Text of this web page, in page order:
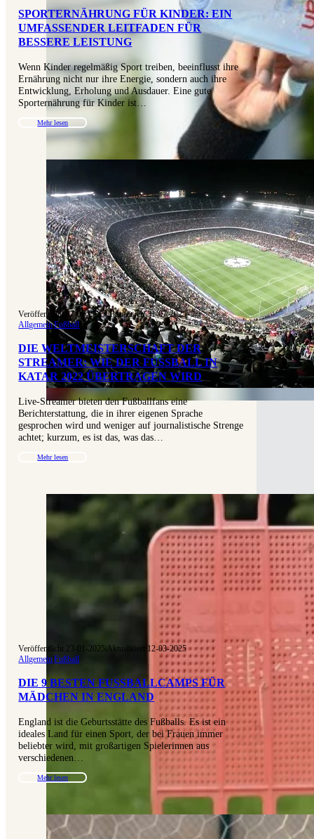
SPORTERNÄHRUNG FÜR KINDER: EIN
UMFASSENDER LEITFADEN FÜR
BESSERE LEISTUNG
Wenn Kinder regelmäßig Sport treiben, beeinflusst ihre
Ernährung nicht nur ihre Energie, sondern auch ihre
Entwicklung, Erholung und Ausdauer. Eine gute
Sporternährung für Kinder ist…
Mehr lesen
Veröffentlicht 07-07-2025|Aktualisiert 31-07-2025
Allgemein|Fußball
DIE WELTMEISTERSCHAFT DER
STREAMER: WIE DER FUSSBALL IN K
ATAR 2022 ÜBERTRAGEN WIRD
Live-Streamer bieten den Fußballfans eine
Berichterstattung, die in ihrer eigenen Sprache
gesprochen wird und weniger auf journalistische Strenge
achtet; kurzum, es ist das, was das…
Mehr lesen
Veröffentlicht 23-01-2025|Aktualisiert 12-03-2025
Allgemein|Fußball
DIE 9 BESTEN FUSSBALLCAMPS FÜR M
ÄDCHEN IN ENGLAND
England ist die Geburtsstätte des Fußballs. Es ist ein
ideales Land für einen Sport, der bei Frauen immer
beliebter wird, mit großartigen Spielerinnen aus
verschiedenen…
Mehr lesen